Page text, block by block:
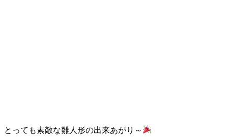
とっても素敵な雛人形の出来あがり～